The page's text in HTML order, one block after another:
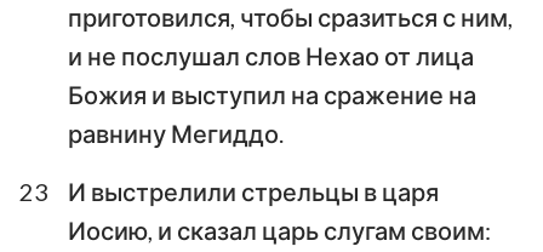
приготовился, чтобы сразиться с ним,
и не послушал слов Нехао от лица
Божия и выступил на сражение на
равнину Мегиддо.
23
И выстрелили стрельцы в царя
Иосию, и сказал царь слугам своим: